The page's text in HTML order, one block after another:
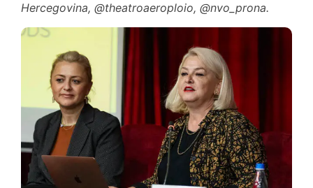
Hercegovina, @theatroaeroploio, @nvo_prona.